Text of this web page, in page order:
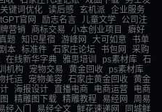
关键词优化 读后感 玄机派
企业服务
官网 励志名言 儿童文学
公司注
营销 商标交易 小本创业项目
癖好
题 知识星宿 游峰网 大可如意
书单
本 标准件 石家庄论坛 书包网
采购
在线新华字典 雅思培训 ps素材库
石
机构 宠物交易 黄金回收
ps素材库
托运 宠物美容 石家庄黄金回收 黄金
海报设计 直播电商 电商运营
电商
精雕图下载 精雕教程 易经网
周易
经入门 易经全文 鲜花速递网 同城鲜